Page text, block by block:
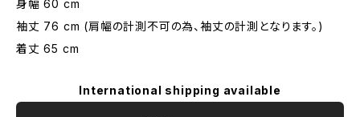
身幅 60 cm
袖丈 76 cm (肩幅の計測不可の為、袖丈の計測となります。)
着丈 65 cm
International shipping available